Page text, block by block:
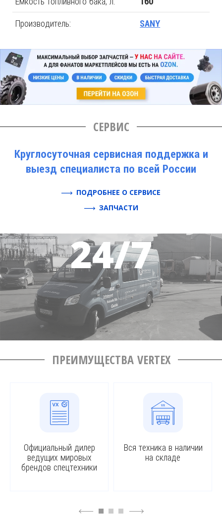
Производитель: SANY
СЕРВИС
Круглосуточная сервисная поддержка и
выезд специалиста по всей России
ПОДРОБНЕЕ О СЕРВИСЕ
ЗАПЧАСТИ
ПРЕИМУЩЕСТВА VERTEX
Официальный дилер
ведущих мировых
брендов спецтехники
Вся техника в наличии
на складе
4 6